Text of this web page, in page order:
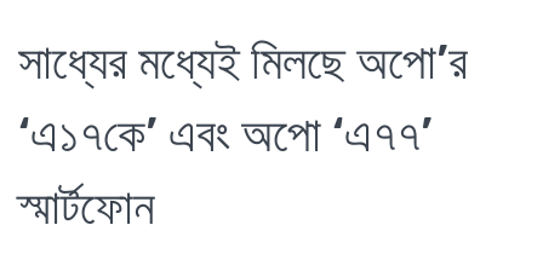
সাধ্যের মধ্যেই মিলছে অপো’র
‘এ১৭কে’ এবং অপো ‘এ৭৭’
স্মার্টফোন